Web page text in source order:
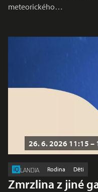
meteorického…
26. 6. 2026 11:15 –
LANDIA Rodina Děti
Zmrzlina z jiné